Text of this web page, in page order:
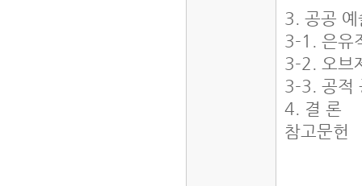
3. 공공
3-1. 은유
3-2. 오브
3-3. 공적
4. 결 론
참고문헌